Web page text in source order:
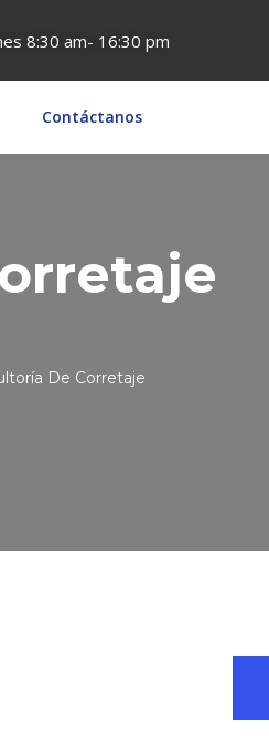
8:30 am- 16:30 pm
Contáctanos
De Corretaje